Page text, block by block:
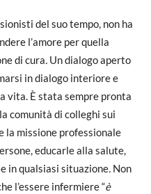
del suo tempo, non ha
l’amore per quella
di cura. Un dialogo aperto
in dialogo interiore e
vita. È stata sempre pronta
comunità di colleghi sui
la missione professionale
educarle alla salute,
in qualsiasi situazione. Non
l’essere infermiere “è